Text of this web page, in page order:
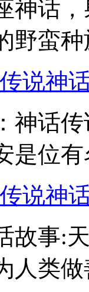
神话
野蛮
说神
神话
是位
说神
故事:
人类